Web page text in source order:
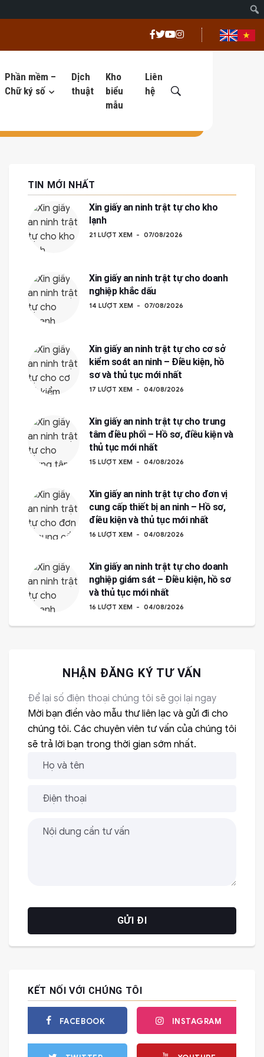
Phần mềm –
Chữ ký số
Dịch
thuật
Kho
biểu
mẫu
Liên
hệ
TIN MỚI NHẤT
Xin giấy an ninh trật tự cho kho
lạnh
21 LƯỢT XEM 07/08/2026
Xin giấy an ninh trật tự cho doanh
nghiệp khắc dấu
14 LƯỢT XEM 07/08/2026
Xin giấy an ninh trật tự cho cơ sở
kiểm soát an ninh – Điều kiện, hồ
sơ và thủ tục mới nhất
17 LƯỢT XEM 04/08/2026
Xin giấy an ninh trật tự cho trung
tâm điều phối – Hồ sơ, điều kiện và
thủ tục mới nhất
15 LƯỢT XEM 04/08/2026
Xin giấy an ninh trật tự cho đơn vị
cung cấp thiết bị an ninh – Hồ sơ,
điều kiện và thủ tục mới nhất
16 LƯỢT XEM 04/08/2026
Xin giấy an ninh trật tự cho doanh
nghiệp giám sát – Điều kiện, hồ sơ
và thủ tục mới nhất
16 LƯỢT XEM 04/08/2026
NHẬN ĐĂNG KÝ TƯ VẤN
Để lại số điện thoại chúng tôi sẽ gọi lại ngay
Mời bạn điền vào mẫu thư liên lạc và gửi đi cho
chúng tôi. Các chuyên viên tư vấn của chúng tôi
sẽ trả lời bạn trong thời gian sớm nhất.
KẾT NỐI VỚI CHÚNG TÔI
FACEBOOK INSTAGRAM